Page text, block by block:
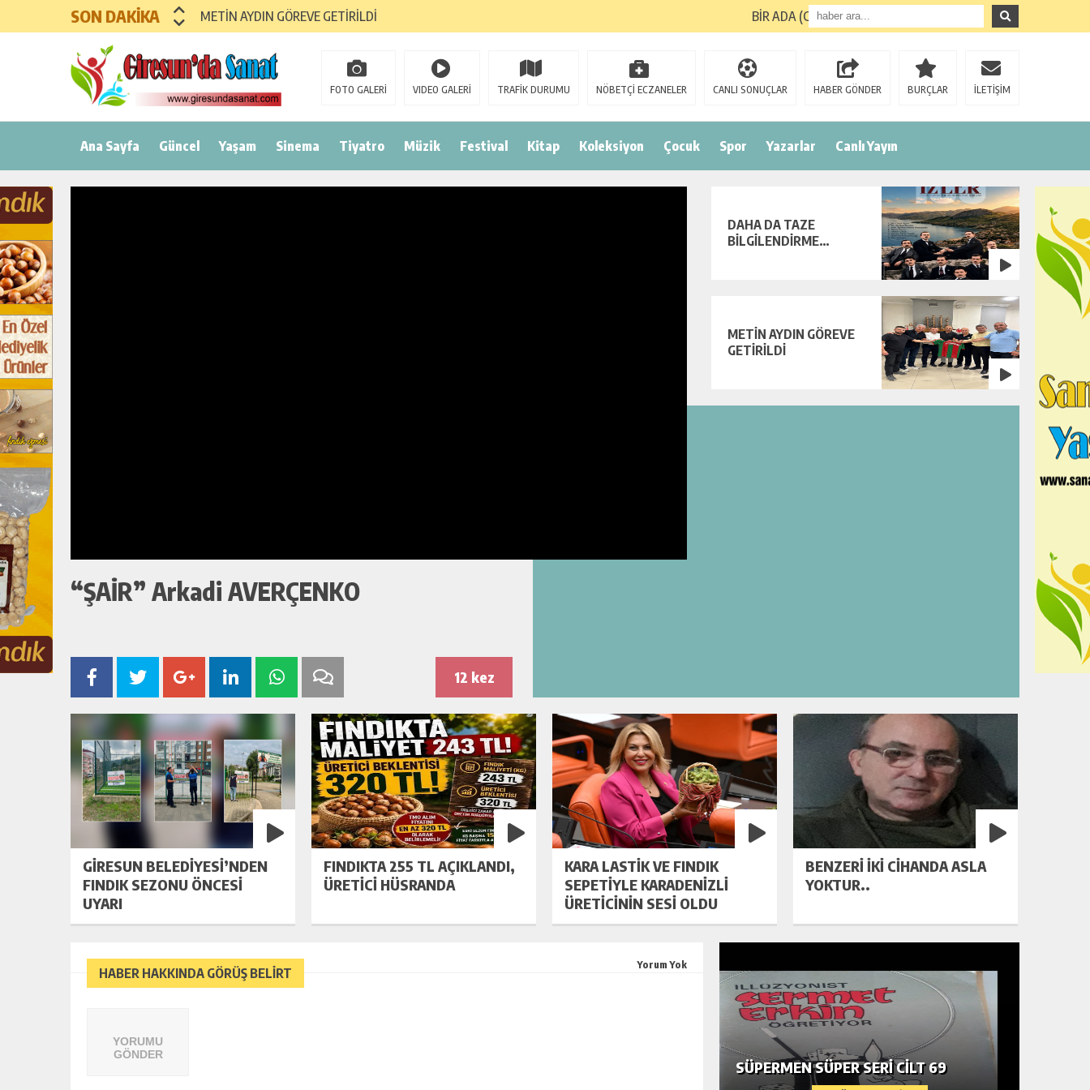
SON DAKİKA METİN AYDIN GÖREVE GETİRİLDİ BİR ADA (GİRESUN ADASI) TURUNUN ARDINDAN
FOTO GALERİ VIDEO GALERİ TRAFİK DURUMU NÖBETÇİ ECZANELER CANLI SONUÇLAR HABER GÖNDER BURÇLAR İLETİŞİM
Ana Sayfa Güncel Yaşam Sinema Tiyatro Müzik Festival Kitap Koleksiyon Çocuk Spor Yazarlar Canlı Yayın
DAHA DA TAZE
BİLGİLENDİRME…
METİN AYDIN GÖREVE
GETİRİLDİ
“ŞAİR” Arkadi AVERÇENKO
12 kez
GİRESUN BELEDİYESİ’NDEN
FINDIK SEZONU ÖNCESİ
UYARI
FINDIKTA 255 TL AÇIKLANDI,
ÜRETİCİ HÜSRANDA
KARA LASTİK VE FINDIK
SEPETİYLE KARADENİZLİ
ÜRETİCİNİN SESİ OLDU
BENZERI IKI CIHANDA ASLA
YOKTUR..
HABER HAKKINDA GÖRÜŞ BELİRT
Yorum Yok
YORUMU
GÖNDER
SÜPERMEN SÜPER SERİ CİLT 69